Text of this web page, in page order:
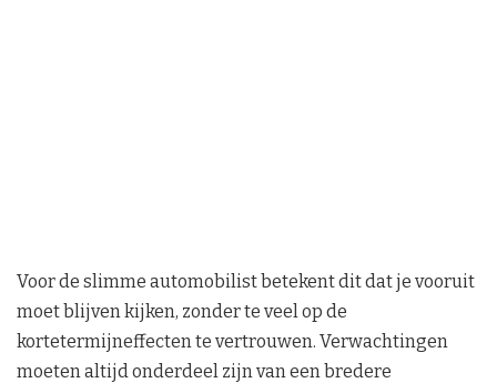
Voor de slimme automobilist betekent dit dat je vooruit
moet blijven kijken, zonder te veel op de
kortetermijneffecten te vertrouwen. Verwachtingen
moeten altijd onderdeel zijn van een bredere